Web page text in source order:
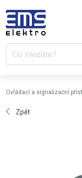
Ovládací a signalizační
Zpět